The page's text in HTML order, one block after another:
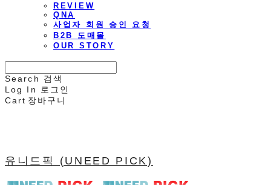
REVIEW
QNA
사업자 회원 승인 요청
B2B 도매몰
OUR STORY
Search
검색
Log In
로그인
Cart 장바구니
유니드픽 (UNEED PICK)